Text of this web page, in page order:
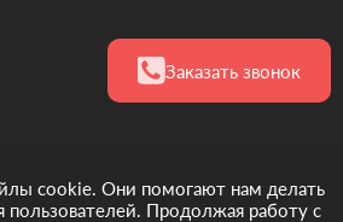
Официальный
представитель
Заказать звонок
cookie. Они помогают нам делать
пользователей. Продолжая работу с